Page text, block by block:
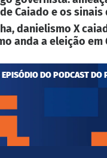
Caiado e os sinais
danielismo X
anda a eleição em
DO PODCAST DO